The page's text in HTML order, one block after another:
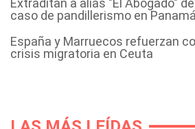
Extraditan a alias "El Abogado"
caso de pandillerismo en Panamá
España y Marruecos refuerzan
crisis migratoria en Ceuta